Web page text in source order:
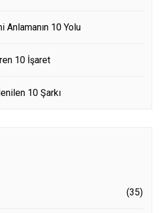
Anlamanın 10 Yolu
10 İşaret
10 Şarkı
(35)